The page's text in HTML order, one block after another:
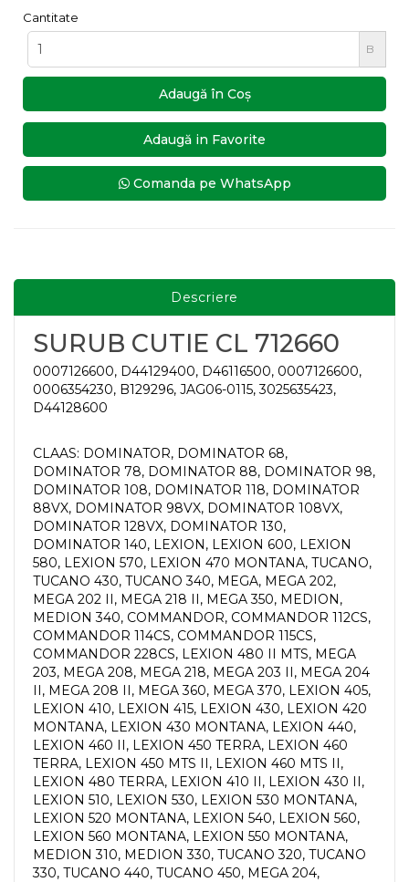
Cantitate
B
Adaugă în Coş
Adaugă in Favorite
Comanda pe WhatsApp
Descriere
SURUB CUTIE CL 712660
0007126600, D44129400, D46116500, 0007126600,
0006354230, B129296, JAG06-0115, 3025635423,
D44128600
CLAAS: DOMINATOR, DOMINATOR 68,
DOMINATOR 78, DOMINATOR 88, DOMINATOR 98,
DOMINATOR 108, DOMINATOR 118, DOMINATOR
88VX, DOMINATOR 98VX, DOMINATOR 108VX,
DOMINATOR 128VX, DOMINATOR 130,
DOMINATOR 140, LEXION, LEXION 600, LEXION
580, LEXION 570, LEXION 470 MONTANA, TUCANO,
TUCANO 430, TUCANO 340, MEGA, MEGA 202,
MEGA 202 II, MEGA 218 II, MEGA 350, MEDION,
MEDION 340, COMMANDOR, COMMANDOR 112CS,
COMMANDOR 114CS, COMMANDOR 115CS,
COMMANDOR 228CS, LEXION 480 II MTS, MEGA
203, MEGA 208, MEGA 218, MEGA 203 II, MEGA 204
II, MEGA 208 II, MEGA 360, MEGA 370, LEXION 405,
LEXION 410, LEXION 415, LEXION 430, LEXION 420
MONTANA, LEXION 430 MONTANA, LEXION 440,
LEXION 460 II, LEXION 450 TERRA, LEXION 460
TERRA, LEXION 450 MTS II, LEXION 460 MTS II,
LEXION 480 TERRA, LEXION 410 II, LEXION 430 II,
LEXION 510, LEXION 530, LEXION 530 MONTANA,
LEXION 520 MONTANA, LEXION 540, LEXION 560,
LEXION 560 MONTANA, LEXION 550 MONTANA,
MEDION 310, MEDION 330, TUCANO 320, TUCANO
330, TUCANO 440, TUCANO 450, MEGA 204,